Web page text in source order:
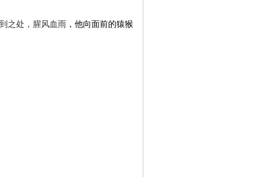
之处，腥风血雨 ，他向面前的猿猴